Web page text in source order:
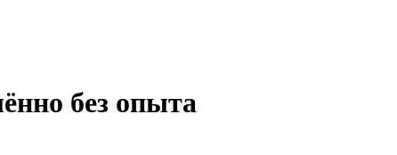
без опыта